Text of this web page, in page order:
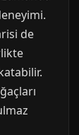
de